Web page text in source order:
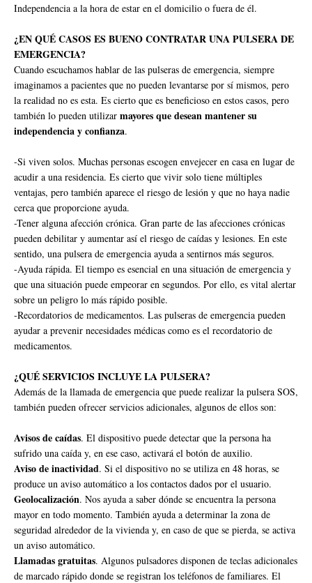
Independencia a la hora de estar en el domicilio o fuera de él.
¿EN QUÉ CASOS ES BUENO CONTRATAR UNA PULSERA DE
EMERGENCIA?
Cuando escuchamos hablar de las pulseras de emergencia, siempre
imaginamos a pacientes que no pueden levantarse por sí mismos, pero
la realidad no es esta. Es cierto que es beneficioso en estos casos, pero
también lo pueden utilizar mayores que desean mantener su
independencia y confianza.
-Si viven solos. Muchas personas escogen envejecer en casa en lugar de
acudir a una residencia. Es cierto que vivir solo tiene múltiples
ventajas, pero también aparece el riesgo de lesión y que no haya nadie
cerca que proporcione ayuda.
-Tener alguna afección crónica. Gran parte de las afecciones crónicas
pueden debilitar y aumentar así el riesgo de caídas y lesiones. En este
sentido, una pulsera de emergencia ayuda a sentirnos más seguros.
-Ayuda rápida. El tiempo es esencial en una situación de emergencia y
que una situación puede empeorar en segundos. Por ello, es vital alertar
sobre un peligro lo más rápido posible.
-Recordatorios de medicamentos. Las pulseras de emergencia pueden
ayudar a prevenir necesidades médicas como es el recordatorio de
medicamentos.
¿QUÉ SERVICIOS INCLUYE LA PULSERA?
Además de la llamada de emergencia que puede realizar la pulsera SOS,
también pueden ofrecer servicios adicionales, algunos de ellos son:
Avisos de caídas. El dispositivo puede detectar que la persona ha
sufrido una caída y, en ese caso, activará el botón de auxilio.
Aviso de inactividad. Si el dispositivo no se utiliza en 48 horas, se
produce un aviso automático a los contactos dados por el usuario.
Geolocalización. Nos ayuda a saber dónde se encuentra la persona
mayor en todo momento. También ayuda a determinar la zona de
seguridad alrededor de la vivienda y, en caso de que se pierda, se activa
un aviso automático.
Llamadas gratuitas. Algunos pulsadores disponen de teclas adicionales
de marcado rápido donde se registran los teléfonos de familiares. El